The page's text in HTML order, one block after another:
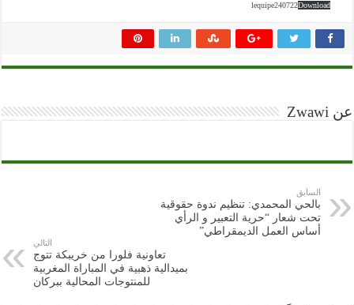
lequipe240722Download
عن Zwawi
السابق
بالحي المحمدي: تنظيم ندوة حقوقية
تحت شعار “حرية التعبير و الرأي
أساس العمل الديمقراطي”
التالي
تعاونية فلورا من خريبكة تتوج
بميدالية ذهبية في المباراة المغربية
للمنتوجات المحالية ببركان